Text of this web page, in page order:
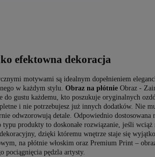
efektowna dekoracja
motywami są idealnym dopełnieniem
w każdym stylu. Obraz na płótnieObraz -
do gustu każdemu, kto poszukuje oryginalnych
i nie potrzebujesz już innych dodatków. Nie
odwzorowują detale. Odpowiednio dostosowana
produkty to doskonałe rozwiązanie, jeśli wciąż
dzięki któremu wnętrze staje się
na płótnie włoskim oraz Premium Print –
pociągnięcia pędzla artysty.